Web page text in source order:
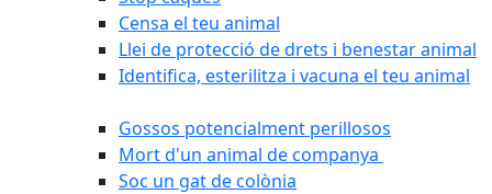
Censa el teu animal
Llei de protecció de drets i benestar animal
Identifica, esterilitza i vacuna el teu animal
Gossos potencialment perillosos
Mort d'un animal de companya
Soc un gat de colònia